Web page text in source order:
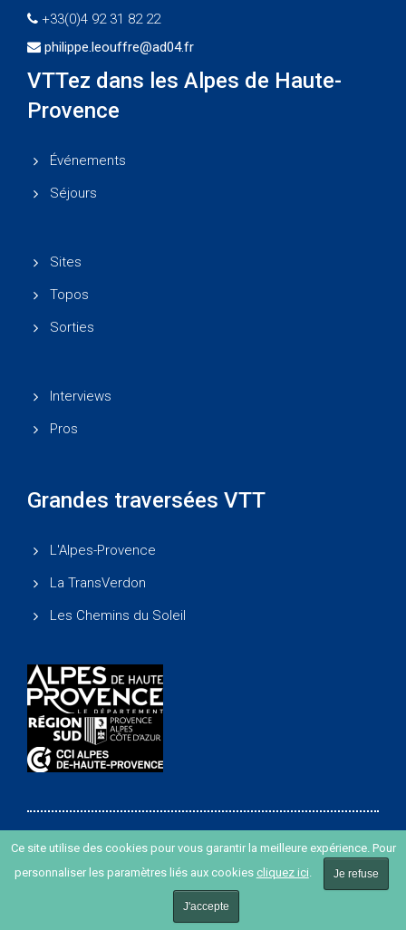
+33(0)4 92 31 82 22
philippe.leouffre@ad04.fr
VTTez dans les Alpes de Haute-
Provence
Événements
Séjours
Sites
Topos
Sorties
Interviews
Pros
Grandes traversées VTT
L'Alpes-Provence
La TransVerdon
Les Chemins du Soleil
Copyright ©-Agence de développement des Alpes de
Haute Provence-Création de site internet agence Oyopi
Plan du site-Mentions légales
Ce site utilise des cookies pour vous garantir la meilleure expérience. Pour
personnaliser les paramètres liés aux cookies cliquez ici. Je refuse
J'accepte